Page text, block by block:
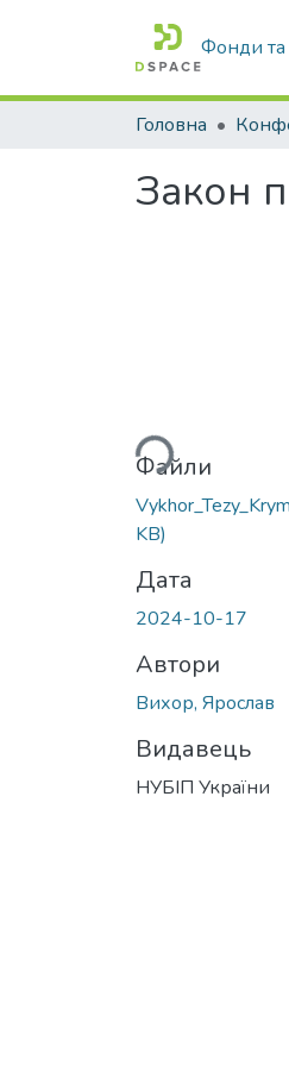
Фонди та
Головна
Закон
Вантажиться...
Файли
KB)
Дата
2024-10-17
Автори
Вихор, Ярослав
Видавець
НУБІП України